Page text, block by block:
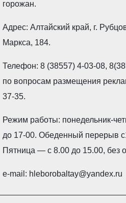
горожан.
Адрес: Алтайский край, г.
Маркса, 184.
Телефон: 8 (38557) 4-03-08,
по вопросам размещения
37-35.
Режим работы: понедельник-
до 17-00. Обеденный перерыв
Пятница — с 8.00 до 15.00, без
e-mail: hleborobaltay@yandex.ru